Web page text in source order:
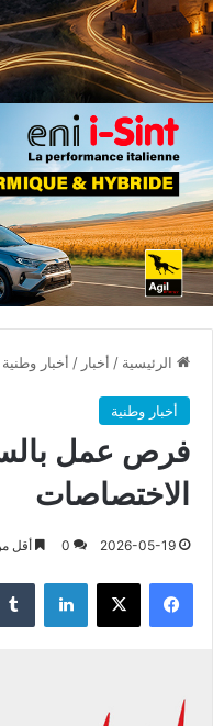
الرئيسية / أخبار / أخبار وطنية
أخبار وطنية
فرص عمل
الاختصاصات
2026-05-19
0 أقل
فيسبوك X لينكدإن